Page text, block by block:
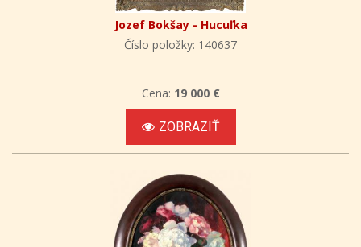
Jozef Bokšay - Hucuľka
Číslo položky: 140637
Cena: 19 000 €
ZOBRAZIŤ